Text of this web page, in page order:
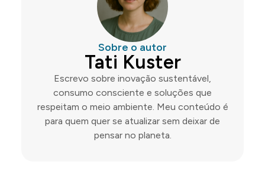
Sobre o autor
Tati Kuster
Escrevo sobre inovação sustentável,
consumo consciente e soluções que
respeitam o meio ambiente. Meu conteúdo é
para quem quer se atualizar sem deixar de
pensar no planeta.